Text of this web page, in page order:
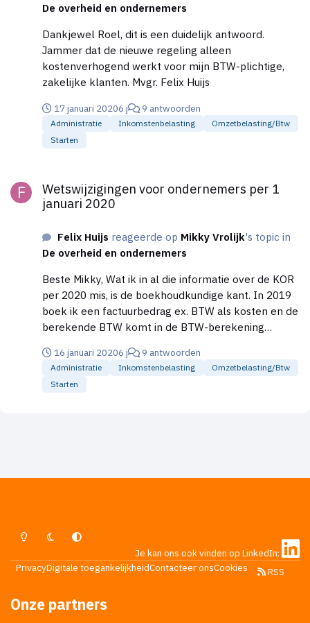
De overheid en ondernemers
Dankjewel Roel, dit is een duidelijk antwoord.
Jammer dat de nieuwe regeling alleen
kostenverhogend werkt voor mijn BTW-plichtige,
zakelijke klanten. Mvgr. Felix Huijs
17 januari 20206 j 9 antwoorden
Administratie Inkomstenbelasting
Omzetbelasting/btw
Starten
Wetswijzigingen voor ondernemers per 1
januari 2020
Felix Huijs reageerde op Mikky Vrolijk's topic in
De overheid en ondernemers
Beste Mikky, Wat ik in al die informatie over de KOR
per 2020 mis, is de boekhoudkundige kant. In 2019
boek ik een factuurbedrag ex. BTW als kosten en de
berekende BTW komt in de BTW-berekening
stijl, boek ik dan het totale factuurbedrag, dus incl.
BTW, als kosten? Mvgr. Felix Huijs
16 januari 20206 j 9 antwoorden
Administratie Inkomstenbelasting
Omzetbelasting/btw
Starten
Lichte ModusDonkere ModusSysteemvoorkeur
Je kan ons ook vinden op LinkedIn:
PrivacyDigitale toegankelijkheidContacteer onsCookies RSS
Onze partners